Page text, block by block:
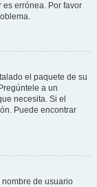
errónea. Por favor
el paquete de su
a un
necesita. Si el
Puede encontrar
de usuario